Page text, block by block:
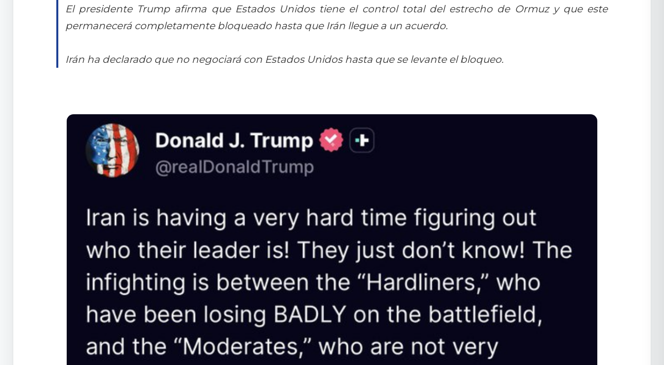
El presidente Trump afirma que Estados Unidos tiene el control total del estrecho de Ormuz y que este
permanecerá completamente bloqueado hasta que Irán llegue a un acuerdo.
Irán ha declarado que no negociará con Estados Unidos hasta que se levante el bloqueo.